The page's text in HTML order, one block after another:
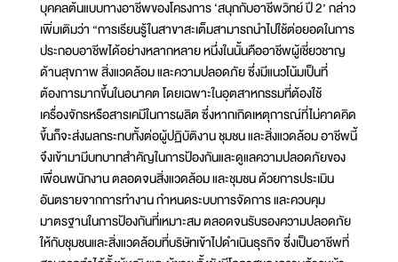
บุคคลต้นแบบทางอาชีพของโครงการ ‘สนุกกับอาชีพวิทย์ ปี 2’ กล่าว
เพิ่มเติมว่า “การเรียนรู้ในสาขาสะเต็มสามารถนำไปใช้ต่อยอดในการ
ประกอบอาชีพได้อย่างหลากหลาย หนึ่งในนั้นคืออาชีพผู้เชี่ยวชาญ
ด้านสุขภาพ สิ่งแวดล้อม และความปลอดภัย ซึ่งมีแนวโน้มเป็นที่
ต้องการมากขึ้นในอนาคต โดยเฉพาะในอุตสาหกรรมที่ต้องใช้
เครื่องจักรหรือสารเคมีในการผลิต ซึ่งหากเกิดเหตุการณ์ที่ไม่คาดคิด
ขึ้นก็จะส่งผลกระทบทั้งต่อผู้ปฏิบัติงาน ชุมชน และสิ่งแวดล้อม อาชีพนี้
จึงเข้ามามีบทบาทสำคัญในการป้องกันและดูแลความปลอดภัยของ
เพื่อนพนักงาน ตลอดจนสิ่งแวดล้อม และชุมชน ด้วยการประเมิน
อันตรายจากการทำงาน กำหนดระบบการจัดการ และควบคุม
มาตรฐานในการป้องกันที่เหมาะสม ตลอดจนรับรองความปลอดภัย
ให้กับชุมชนและสิ่งแวดล้อมที่บริษัทเข้าไปดำเนินธุรกิจ ซึ่งเป็นอาชีพที่